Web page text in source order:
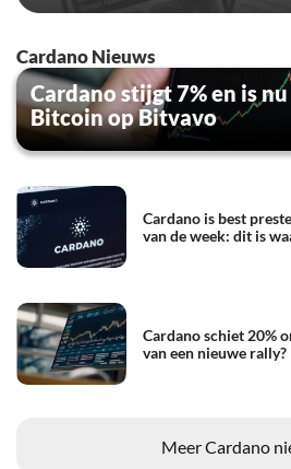
Cardano Nieuws
Cardano stijgt 7% en is
Bitcoin op Bitvavo
Cardano is best
van de week: dit is
Cardano schiet 20%
van een nieuwe rally?
Meer Cardano